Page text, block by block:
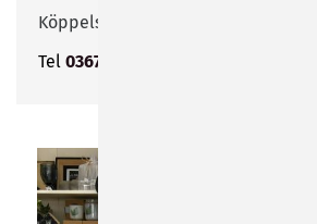
Köppelsdorfer Straße 20
Tel 03675 406747